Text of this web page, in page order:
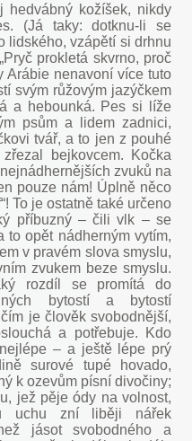
hedvábný kožíšek, nikdy
(Já taky: dotknu-li se
lidského, vzápětí si drhnu
prokletá skvrno, proč
Arábie nenavoní více tuto
svým růžovým jazýčkem
a hebounká. Pes si líže
psům a lidem zadnici,
tvář, a to jen z pouhé
bejkovcem. Kočka
zvuků na
pouze nám! Úplně něco
To je ostatně také určeno
příbuzný – čili vlk – se
opět nádherným vytím,
v pravém slova smyslu,
zvukem beze smyslu.
rozdíl se promítá do
bytostí a bytostí
je člověk svobodnější,
a potřebuje. Kdo
– a ještě lépe prý
surové tupé hovado,
k ozevům písní divočiny;
jež pěje ódy na volnost,
uchu zní liběji nářek
jásot svobodného a